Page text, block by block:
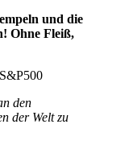
und die
Ohne Fleiß,
den
der Welt zu